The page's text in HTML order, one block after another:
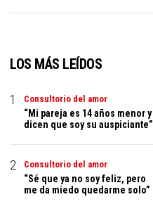
LOS MÁS LEÍDOS
Consultorio del amor
“Mi pareja es 14 años menor y
dicen que soy su auspiciante”
Consultorio del amor
“Sé que ya no soy feliz, pero
me da miedo quedarme solo”